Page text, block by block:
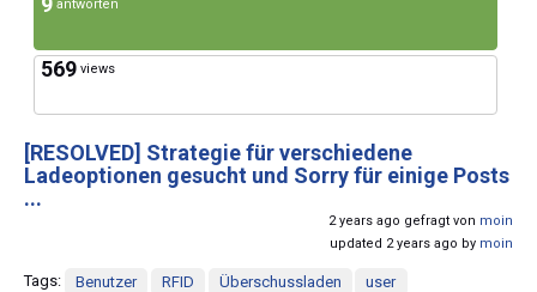
antworten
569 views
[RESOLVED] Strategie für verschiedene
Ladeoptionen gesucht und Sorry für einige Posts
...
2 years ago gefragt von moin
updated 2 years ago by moin
Tags: Benutzer RFID Überschussladen user